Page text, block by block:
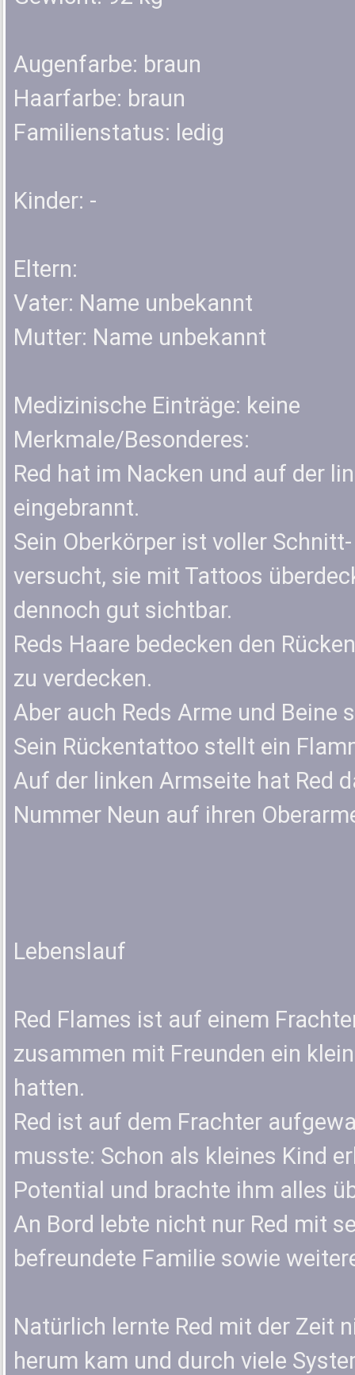
Augenfarbe: braun
Haarfarbe: braun
Familienstatus: ledig
Kinder: -
Eltern:
Vater: Name unbekannt
Mutter: Name unbekannt
Medizinische Einträge: keine
Merkmale/Besonderes:
Red hat im Nacken und auf der
eingebrannt.
Sein Oberkörper ist voller
versucht, sie mit Tattoos
dennoch gut sichtbar.
Reds Haare bedecken den
zu verdecken.
Aber auch Reds Arme und Beine
Sein Rückentattoo stellt ein
Auf der linken Armseite hat Red
Nummer Neun auf ihren
Lebenslauf
Red Flames ist auf einem
zusammen mit Freunden ein
hatten.
Red ist auf dem Frachter
musste: Schon als kleines Kind
Potential und brachte ihm alles
An Bord lebte nicht nur Red mit
befreundete Familie sowie
Natürlich lernte Red mit der Zeit
herum kam und durch viele